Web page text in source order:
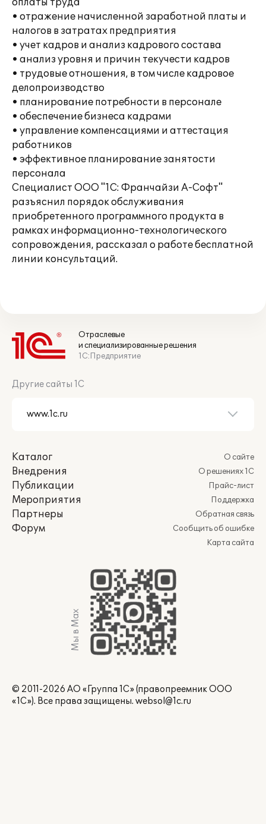
оплаты труда
• отражение начисленной заработной платы и
налогов в затратах предприятия
• учет кадров и анализ кадрового состава
• анализ уровня и причин текучести кадров
• трудовые отношения, в том числе кадровое
делопроизводство
• планирование потребности в персонале
• обеспечение бизнеса кадрами
• управление компенсациями и аттестация
работников
• эффективное планирование занятости
персонала
Специалист ООО "1С: Франчайзи А-Софт"
разъяснил порядок обслуживания
приобретенного программного продукта в
рамках информационно-технологического
сопровождения, рассказал о работе бесплатной
линии консультаций.
Отраслевые
и специализированные решения
1С:Предприятие
Другие сайты 1С
Каталог
Внедрения
Публикации
Мероприятия
Партнеры
Форум
О сайте
О решениях 1С
Прайс-лист
Поддержка
Обратная связь
Сообщить об ошибке
Карта сайта
Мы в Max
© 2011-2026 АО «Группа 1С» (правопреемник ООО
«1С»). Все права защищены. websol@1c.ru